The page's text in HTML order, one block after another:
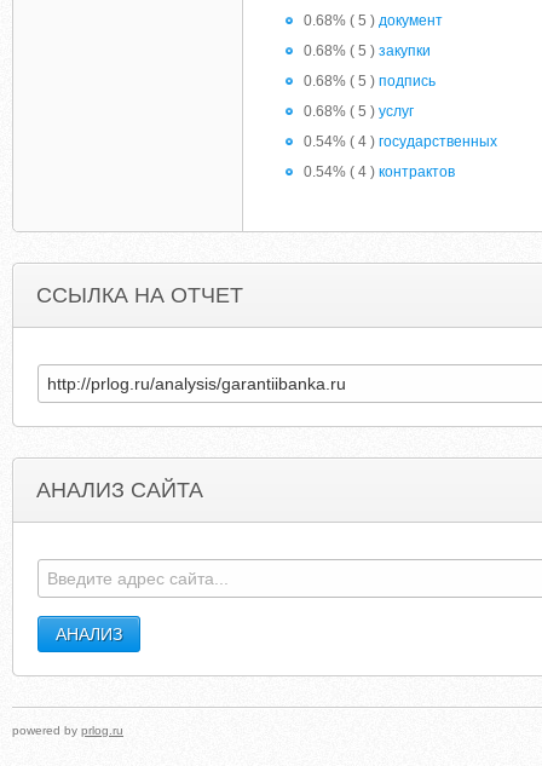
0.68% ( 5 ) документ
0.68% ( 5 ) закупки
0.68% ( 5 ) подпись
0.68% ( 5 ) услуг
0.54% ( 4 ) государственных
0.54% ( 4 ) контрактов
ССЫЛКА НА ОТЧЕТ
АНАЛИЗ САЙТА
powered by prlog.ru